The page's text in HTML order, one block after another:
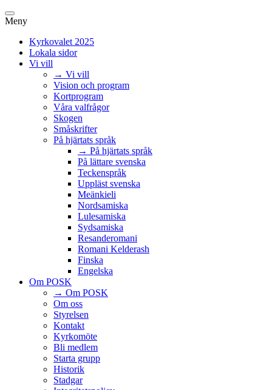
Meny
Kyrkovalet 2025
Lokala sidor
Vi vill
→ Vi vill
Vision och program
Kortprogram
Våra valfrågor
Skogen
Småskrifter
På hjärtats språk
→ På hjärtats språk
På lättare svenska
Teckenspråk
Uppläst svenska
Meänkieli
Nordsamiska
Lulesamiska
Sydsamiska
Resanderomani
Romani Kelderash
Finska
Engelska
Om POSK
→ Om POSK
Om oss
Styrelsen
Kontakt
Kyrkomöte
Bli medlem
Starta grupp
Historik
Stadgar